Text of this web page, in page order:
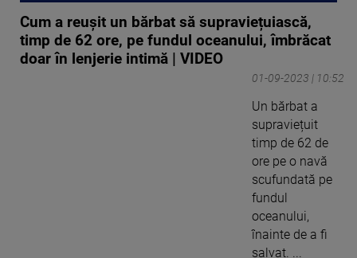
Cum a reușit un bărbat să supraviețuiască,
timp de 62 ore, pe fundul oceanului, îmbrăcat
doar în lenjerie intimă | VIDEO
01-09-2023 | 10:52
Un bărbat a
supraviețuit
timp de 62 de
ore pe o navă
scufundată pe
fundul
oceanului,
înainte de a fi
salvat. ...